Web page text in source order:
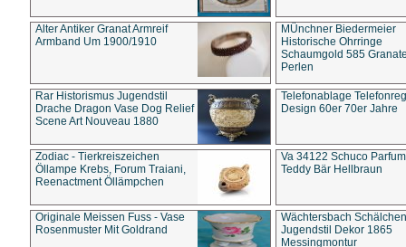
Alter Antiker Granat Armreif
Armband Um 1900/1910
MÜnchner Biedermeier
Historische Ohrringe
Schaumgold 585
Perlen
Rar Historismus Jugendstil
Drache Dragon Vase Dog Relief
Scene Art Nouveau 1880
Telefonablage
Design 60er 70er Jahre
Zodiac - Tierkreiszeichen
Öllampe Krebs, Forum Traiani,
Reenactment Öllämpchen
Va 34122 Schuco
Teddy Bär Hellbraun
Originale Meissen Fuss - Vase
Rosenmuster Mit Goldrand
Wächtersbach Schälchen
Jugendstil Dekor 1865
Messingmontur